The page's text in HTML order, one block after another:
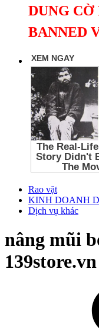
DUNG
BANNED
Rao vặt
KINH DOANH
Dịch vụ khác
nâng mũi
139store.vn